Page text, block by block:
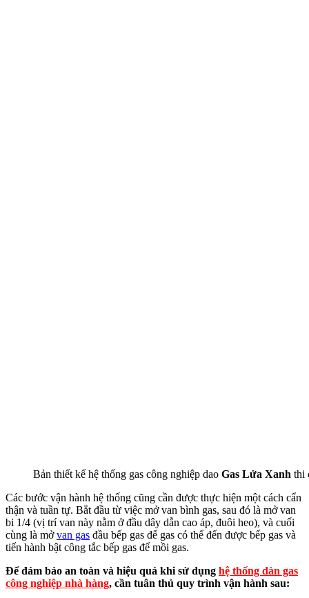
Bản thiết kế hệ thống gas công nghiệp dao Gas Lửa Xanh thi
Các bước vận hành hệ thống cũng cần được thực hiện một cách cẩn
thận và tuần tự. Bắt đầu từ việc mở van bình gas, sau đó là mở van
bi 1/4 (vị trí van này nằm ở đầu dây dẫn cao áp, đuôi heo), và cuối
cùng là mởvan gas đầu bếp gas để gas có thể đến được bếp gas và
tiến hành bật công tắc bếp gas để mồi gas.
Để đảm bảo an toàn và hiệu quả khi sử dụng hệ thống dàn gas
công nghiệp nhà hàng, cần tuân thủ quy trình vận hành sau: